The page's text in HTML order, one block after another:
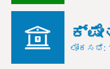
ಲೋಕಸಭೆ: